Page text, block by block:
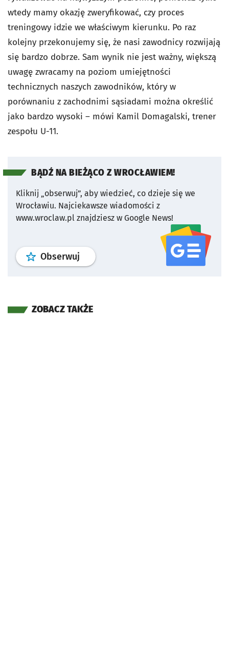
wtedy mamy okazję zweryfikować, czy proces
treningowy idzie we właściwym kierunku. Po raz
kolejny przekonujemy się, że nasi zawodnicy rozwijają
się bardzo dobrze. Sam wynik nie jest ważny, większą
uwagę zwracamy na poziom umiejętności
technicznych naszych zawodników, który w
porównaniu z zachodnimi sąsiadami można określić
jako bardzo wysoki – mówi Kamil Domagalski, trener
zespołu U-11.
BĄDŹ NA BIEŻĄCO Z WROCŁAWIEM!
Kliknij „obserwuj”, aby wiedzieć, co dzieje się we
Wrocławiu. Najciekawsze wiadomości z
www.wroclaw.pl znajdziesz w Google News!
Obserwuj profil serwisu
ZOBACZ TAKŻE